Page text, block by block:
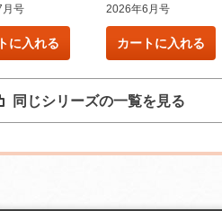
号
に入れる
2026年6月号
カートに入れる
同じシリーズの一覧を見る